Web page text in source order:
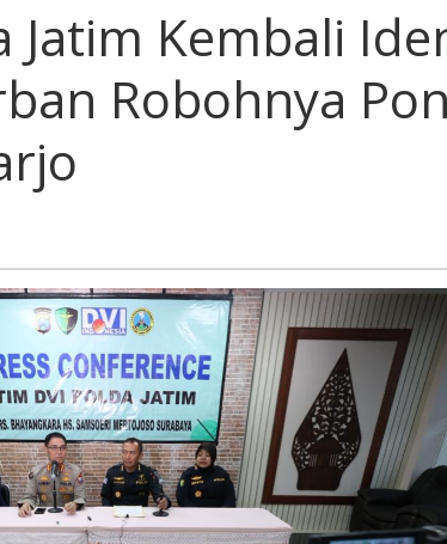
Jatim Kembali
Robohnya